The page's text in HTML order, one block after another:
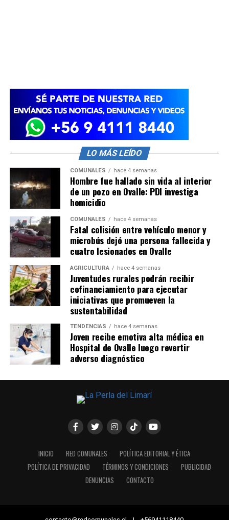
LO MÁS LEÍDO
COMUNALES hace 4 semanas
Hombre fue hallado sin vida al interior
de un pozo en Ovalle: PDI investiga
homicidio
COMUNALES hace 4 semanas
Fatal colisión entre vehículo menor y
microbús dejó una persona fallecida y
cuatro lesionados en Ovalle
AGRICULTURA hace 4 semanas
Juventudes rurales podrán recibir
cofinanciamiento para ejecutar
iniciativas que promueven la
sustentabilidad
TENDENCIAS hace 4 semanas
Joven recibe emotiva alta médica en
Hospital de Ovalle luego revertir
adverso diagnóstico
INICIO RED COMUNALES
POLÍTICA EDITORIAL Y ÉTICA
POLÍTICA DE PRIVACIDAD
TÉRMINOS Y CONDICIONES
PUBLICIDAD
DENUNCIAS
CONTACTO